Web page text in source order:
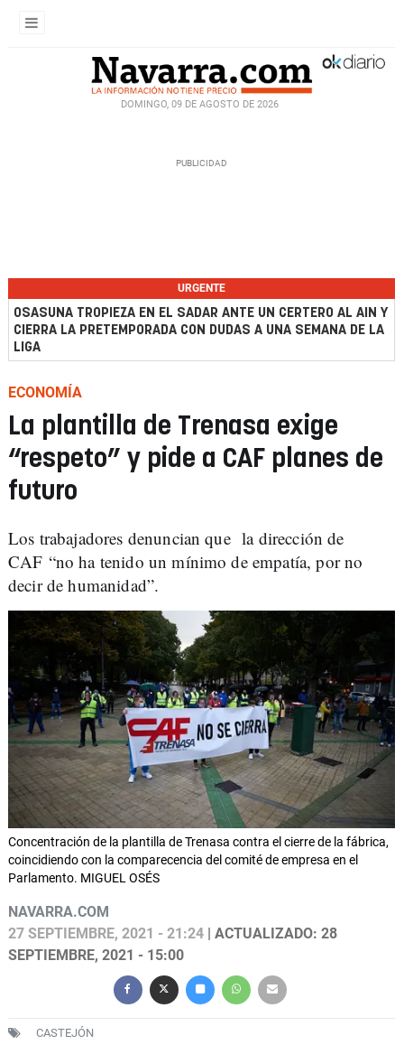
DOMINGO, 09 DE AGOSTO DE 2026
URGENTE
OSASUNA TROPIEZA EN EL SADAR ANTE UN CERTERO AL AIN Y
CIERRA LA PRETEMPORADA CON DUDAS A UNA SEMANA DE LA
LIGA
ECONOMÍA
La plantilla de Trenasa exige
“respeto” y pide a CAF planes de
futuro
Los trabajadores denuncian que la dirección de
CAF “no ha tenido un mínimo de empatía, por no
decir de humanidad”.
Concentración de la plantilla de Trenasa contra el cierre de la fábrica,
coincidiendo con la comparecencia del comité de empresa en el
Parlamento. MIGUEL OSÉS
NAVARRA.COM
27 SEPTIEMBRE, 2021 - 21:24 | ACTUALIZADO: 28
SEPTIEMBRE, 2021 - 15:00
CASTEJÓN